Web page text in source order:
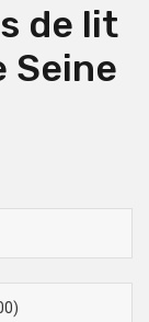
de lit
Seine